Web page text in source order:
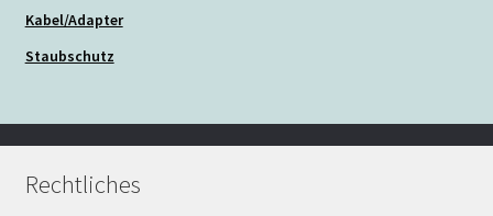
Kabel/Adapter
Staubschutz
Rechtliches